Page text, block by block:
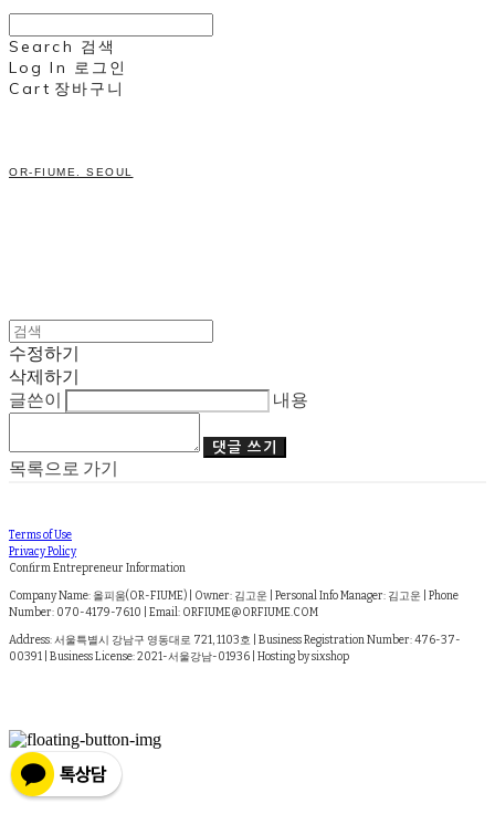
Search 검색
Log In 로그인
Cart 장바구니
OR-FIUME. SEOUL
수정하기
삭제하기
글쓴이
내용
댓글 쓰기
목록으로 가기
Terms of Use
Privacy Policy
Confirm Entrepreneur Information
Company Name: 올피움(OR-FIUME) | Owner: 김고운 | Personal Info Manager: 김고운 | Phone
Number: 070-4179-7610 | Email: ORFIUME@ORFIUME.COM
Address: 서울특별시 강남구 영동대로 721, 1103호 | Business Registration Number:476-37-
00391 | Business License:2021-서울강남-01936 | Hosting by sixshop